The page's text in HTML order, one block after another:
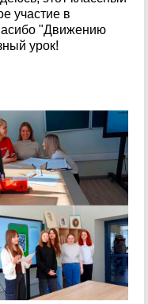
участие в
"Движению
урок!